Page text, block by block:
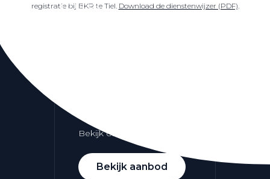
CUPRA
Bekijk ons aanbod
Bekijk aanbod
registratie bij BKR te Tiel. Download de dienstenwijzer (PDF).